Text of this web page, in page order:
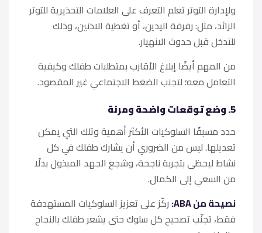
ولإدارة التوتر تعلم التعرف على العلامات التحذيرية للتوتر
الزائد، مثل: رفرفة اليدين، أو تغطية الاذنين، وذلك
للتدخل قبل حدوث الانهيار.
من المهم أيضًا إبلاغ الأقارب بمتطلبات طفلك وكيفية
التعامل معه؛ لتجنب الضغط الاجتماعي غير المقصود.
5. وضع توقعات واضحة ومرنة
حدد مسبقًا السلوكيات الأكثر أهمية وتلك التي يمكن
تعديلها. ليس من الضروري أن يشارك طفلك في كل
نشاط ليحظى بتجربة ناجحة، وشجع الجهد المبذول بدلًا
من السعي إلى الكمال.
نصيحة من ABA:
ركّز على تعزيز السلوكيات المستهدفة
فقط، تجنّب تصحيح كل سلوك حتى يشعر طفلك بالنجاح